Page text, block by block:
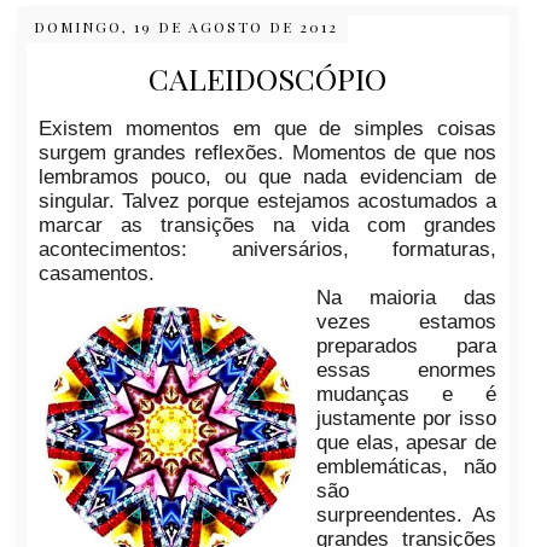
DOMINGO, 19 DE AGOSTO DE 2012
CALEIDOSCÓPIO
Existem momentos em que de simples coisas
surgem grandes reflexões. Momentos de que nos
lembramos pouco, ou que nada evidenciam de
singular. Talvez porque estejamos acostumados a
marcar as transições na vida com grandes
acontecimentos: aniversários, formaturas,
casamentos.
Na maioria das
vezes estamos
preparados para
essas enormes
mudanças e é
justamente por isso
que elas, apesar de
emblemáticas, não
são
surpreendentes. As
grandes transições